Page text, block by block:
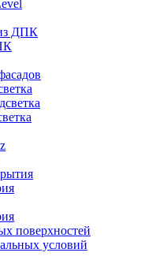
ДПК
поверхностей
условий